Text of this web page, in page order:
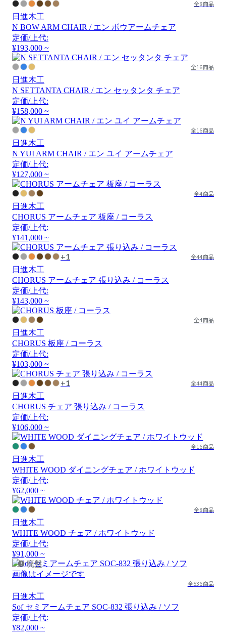
全8商品
日進木工
N BOW ARM CHAIR / エン ボウアームチェア
定価/上代:
¥193,000 ~
全16商品
日進木工
N SETTANTA CHAIR / エン セッタンタ チェア
定価/上代:
¥158,000 ~
全16商品
日進木工
N YUI ARM CHAIR / エン ユイ アームチェア
定価/上代:
¥127,000 ~
全4商品
日進木工
CHORUS アームチェア 板座 / コーラス
定価/上代:
¥141,000 ~
+1 全44商品
日進木工
CHORUS アームチェア 張り込み / コーラス
定価/上代:
¥143,000 ~
全4商品
日進木工
CHORUS 板座 / コーラス
定価/上代:
¥103,000 ~
+1 全44商品
日進木工
CHORUS チェア 張り込み / コーラス
定価/上代:
¥106,000 ~
全16商品
日進木工
WHITE WOOD ダイニングチェア / ホワイトウッド
定価/上代:
¥62,000 ~
全8商品
日進木工
WHITE WOOD チェア / ホワイトウッド
定価/上代:
¥91,000 ~
廃盤
画像はイメージです
全536商品
日進木工
Sof セミアームチェア SOC-832 張り込み / ソフ
定価/上代:
¥82,000 ~